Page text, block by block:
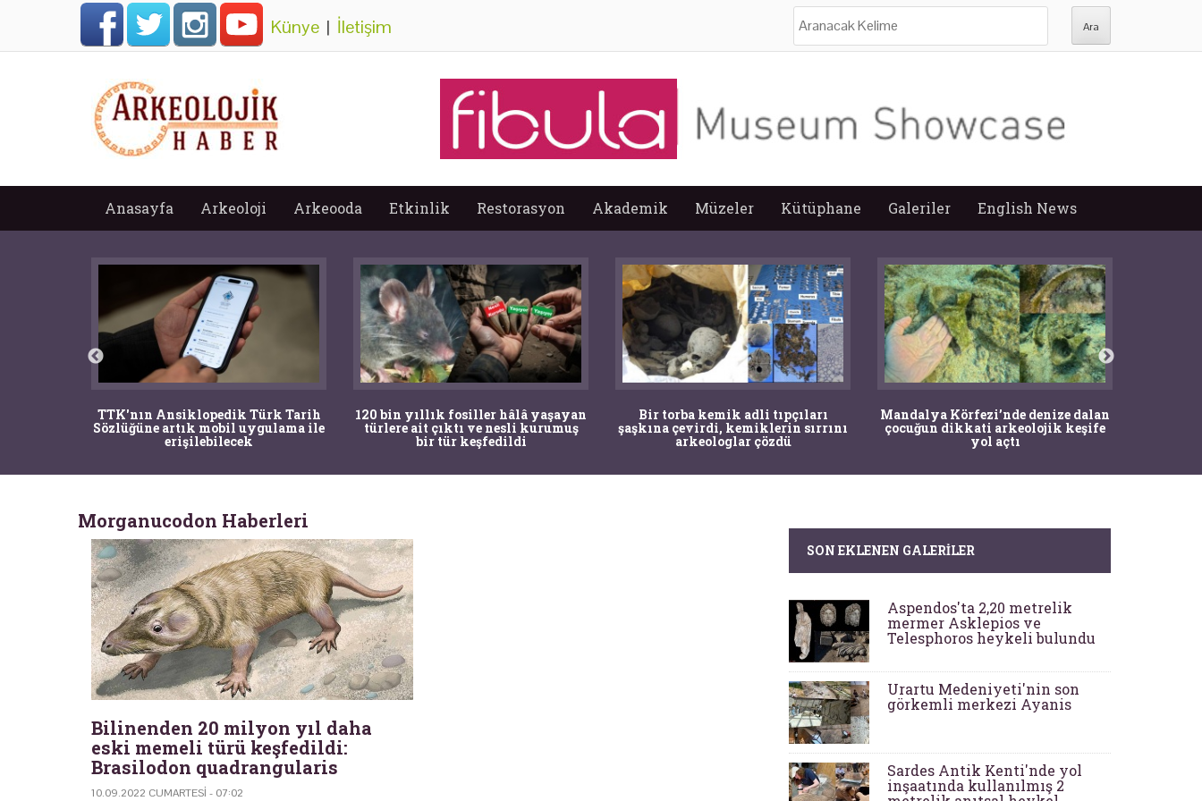
Künye | İletişim
Anasayfa Arkeoloji Arkeooda Etkinlik Restorasyon Akademik Müzeler Kütüphane Galeriler English News
TTK'nın Ansiklopedik Türk Tarih
Sözlüğüne artık mobil uygulama ile
erişilebilecek
120 bin yıllık fosiller hâlâ yaşayan
türlere ait çıktı ve nesli kurumuş
bir tür keşfedildi
Bir torba kemik adli tıpçıları
şaşkına çevirdi, kemiklerin sırrını
arkeologlar çözdü
Mandalya Körfezi’nde denize dalan
çocuğun dikkati arkeolojik keşife
yol açtı
Morganucodon Haberleri
Bilinenden 20 milyon yıl daha
eski memeli türü keşfedildi:
Brasilodon quadrangularis
10.09.2022 CUMARTESI - 07:02
SON EKLENEN GALERILER
Aspendos'ta 2,20 metrelik
mermer Asklepios ve
Telesphoros heykeli bulundu
Urartu Medeniyeti'nin son
görkemli merkezi Ayanis
Sardes Antik Kenti'nde yol
inşaatında kullanılmış 2